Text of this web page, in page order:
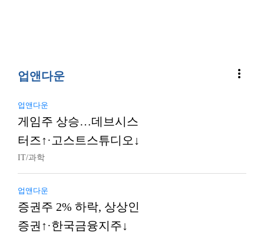
업앤다운 more_vert
업앤다운
게임주 상승…데브시스
터즈↑·고스트스튜디오↓
IT/과학
업앤다운
증권주 2% 하락, 상상인
증권↑·한국금융지주↓